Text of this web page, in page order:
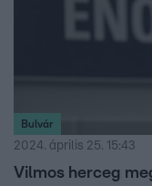
Bulvár
2024. április 25. 15:43
Vilmos herceg